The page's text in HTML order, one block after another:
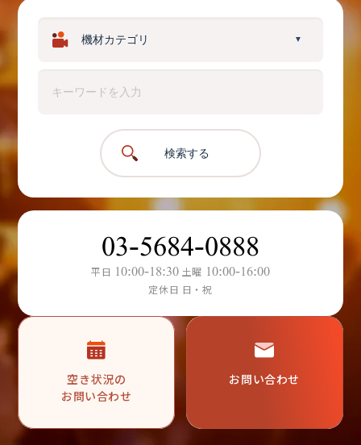
▼
検索する
03-5684-0888
平日 10:00-18:30 土曜 10:00-16:00
定休日 日・祝
空き状況の
お問い合わせ
お問い合わせ